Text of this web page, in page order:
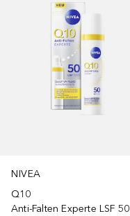
NIVEA
Q10
Anti-Falten Experte LSF 50